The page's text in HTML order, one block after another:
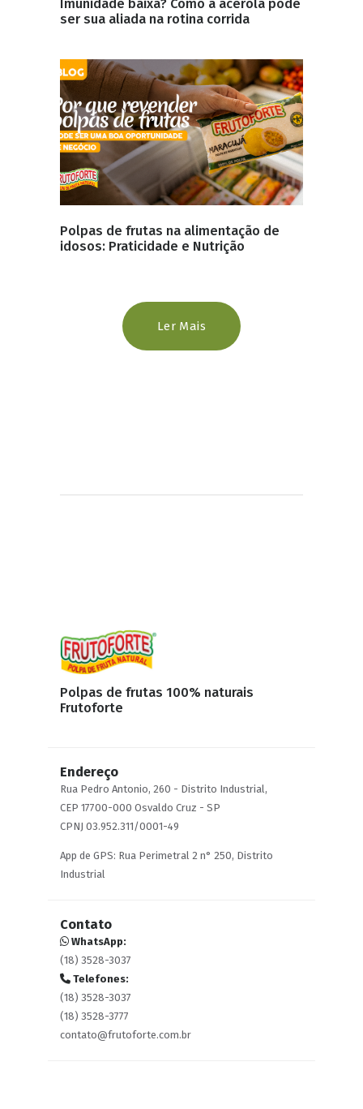
Imunidade baixa? Como a acerola pode
ser sua aliada na rotina corrida
Polpas de frutas na alimentação de
idosos: Praticidade e Nutrição
Ler Mais
Polpas de frutas 100% naturais
Frutoforte
Endereço
Rua Pedro Antonio, 260 - Distrito Industrial,
CEP 17700-000 Osvaldo Cruz - SP
CPNJ 03.952.311/0001-49
App de GPS: Rua Perimetral 2 n° 250, Distrito
Industrial
Contato
WhatsApp:
(18) 3528-3037
Telefones:
(18) 3528-3037
(18) 3528-3777
contato@frutoforte.com.br